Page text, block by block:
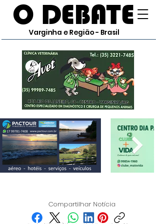
O DEBATE
Varginha e Região - Brasil
Compartilhar Notícia